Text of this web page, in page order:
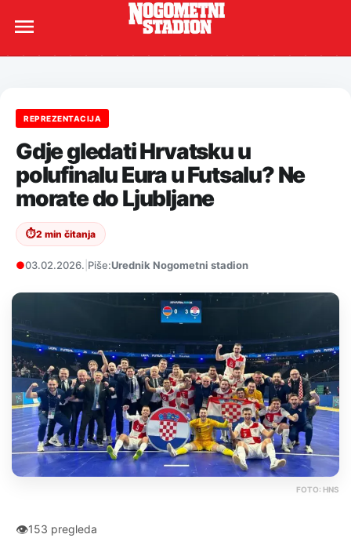
REPREZENTACIJA
Gdje gledati Hrvatsku u
polufinalu Eura u Futsalu? Ne
morate do Ljubljane
⏱2 min čitanja
●03.02.2026. Piše:Urednik Nogometni stadion
FOTO: HNS
👁153 pregleda